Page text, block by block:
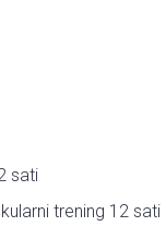
sati
trening 12 sati